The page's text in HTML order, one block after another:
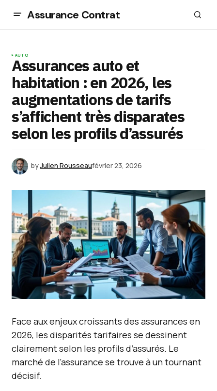
Assurance Contrat
AUTO
Assurances auto et
habitation : en 2026, les
augmentations de tarifs
s’affichent très disparates
selon les profils d’assurés
byJulien Rousseaufévrier 23, 2026
Face aux enjeux croissants des assurances en
2026, les disparités tarifaires se dessinent
clairement selon les profils d’assurés. Le
marché de l’assurance se trouve à un tournant
décisif.